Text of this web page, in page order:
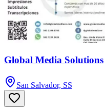
Global Media Solutions
San Salvador, SS